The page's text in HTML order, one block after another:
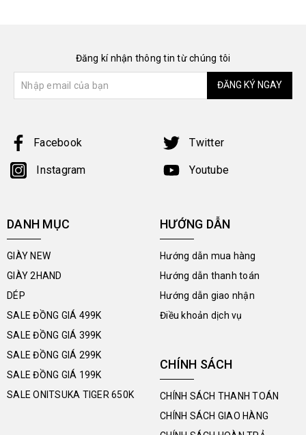
Đăng kí nhận thông tin từ chúng tôi
ĐĂNG KÝ NGAY
Facebook Twitter
Instagram Youtube
DANH MỤC
GIÀY NEW
GIÀY 2HAND
DÉP
SALE ĐỒNG GIÁ 499K
SALE ĐỒNG GIÁ 399K
SALE ĐỒNG GIÁ 299K
SALE ĐỒNG GIÁ 199K
SALE ONITSUKA TIGER 650K
HƯỚNG DẪN
Hướng dẫn mua hàng
Hướng dẫn thanh toán
Hướng dẫn giao nhận
Điều khoản dịch vụ
CHÍNH SÁCH
CHÍNH SÁCH THANH TOÁN
CHÍNH SÁCH GIAO HÀNG